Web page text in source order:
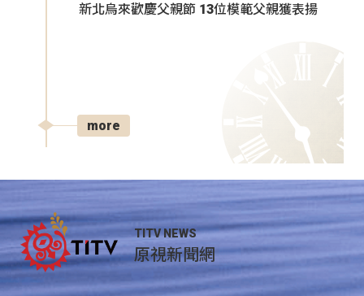
新北烏來歡慶父親節 13位模範父親獲表揚
more
TITV NEWS
原視新聞網